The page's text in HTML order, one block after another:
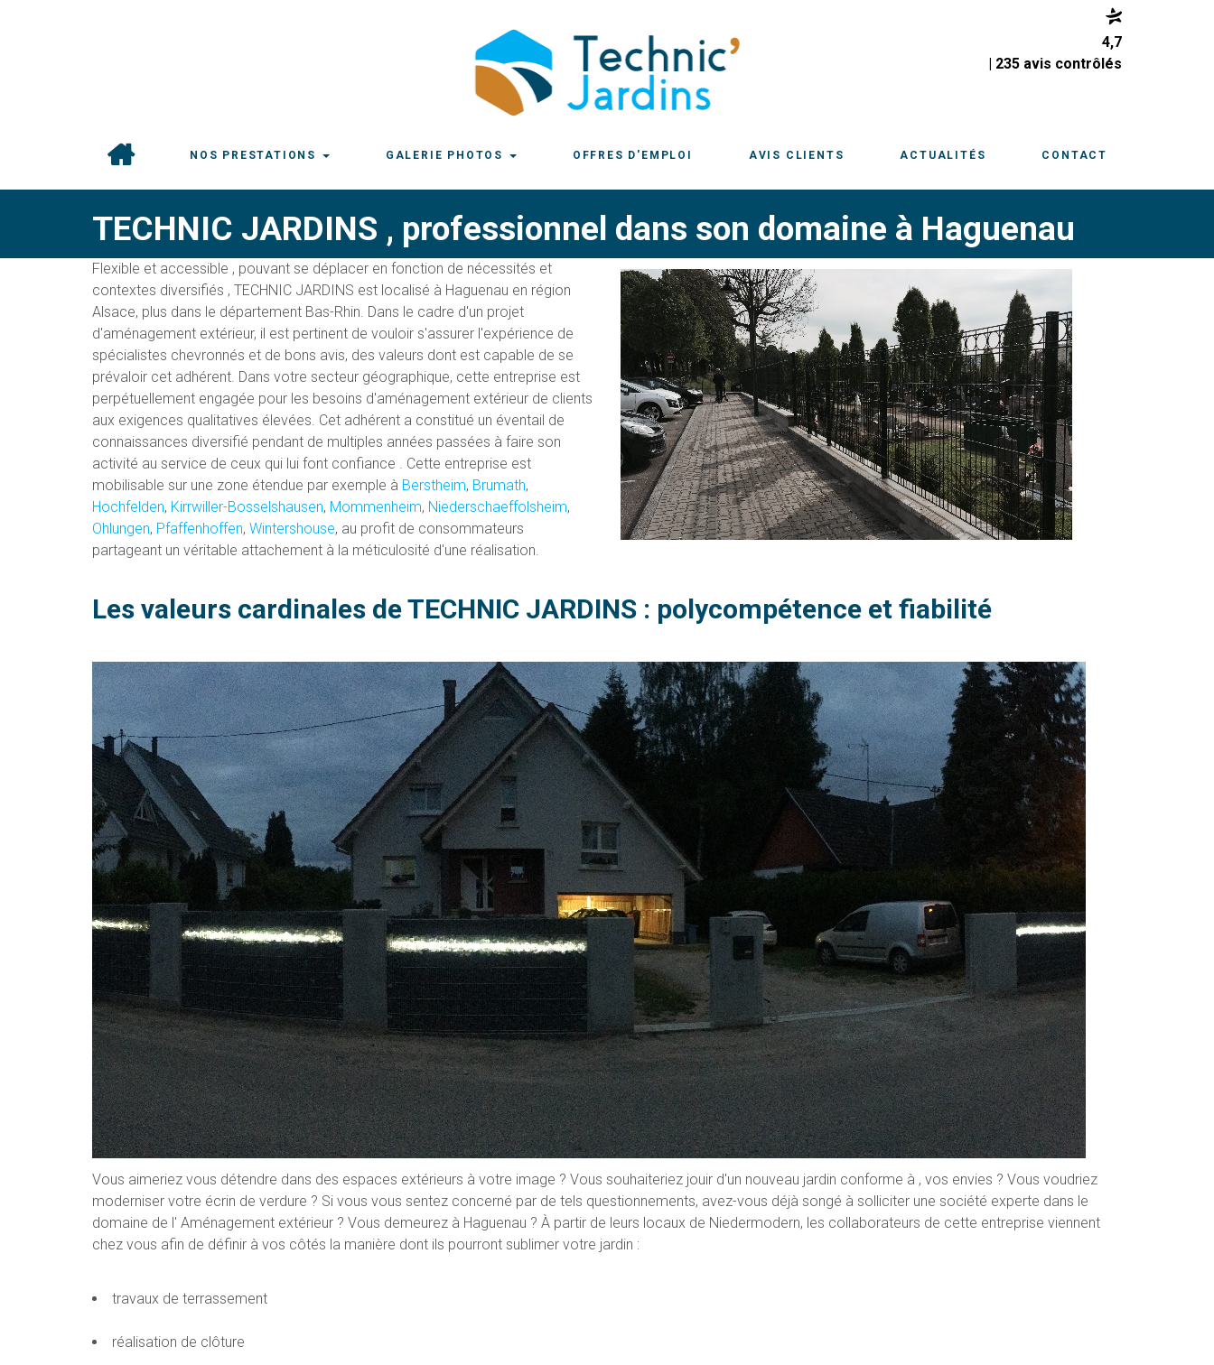
4,7
| 235 avis contrôlés
NOS PRESTATIONS GALERIE PHOTOS OFFRES D'EMPLOI AVIS CLIENTS ACTUALITÉS CONTACT
TECHNIC JARDINS , professionnel dans son domaine à Haguenau
Flexible et accessible , pouvant se déplacer en fonction de nécessités et
contextes diversifiés , TECHNIC JARDINS est localisé à Haguenau en région
Alsace, plus dans le département Bas-Rhin. Dans le cadre d'un projet
d'aménagement extérieur, il est pertinent de vouloir s'assurer l'expérience de
spécialistes chevronnés et de bons avis, des valeurs dont est capable de se
prévaloir cet adhérent. Dans votre secteur géographique, cette entreprise est
perpétuellement engagée pour les besoins d'aménagement extérieur de clients
aux exigences qualitatives élevées. Cet adhérent a constitué un éventail de
connaissances diversifié pendant de multiples années passées à faire son
activité au service de ceux qui lui font confiance . Cette entreprise est
mobilisable sur une zone étendue par exemple à Berstheim, Brumath,
Hochfelden, Kirrwiller-Bosselshausen, Mommenheim, Niederschaeffolsheim,
Ohlungen, Pfaffenhoffen, Wintershouse, au profit de consommateurs
partageant un véritable attachement à la méticulosité d'une réalisation.
Les valeurs cardinales de TECHNIC JARDINS : polycompétence et fiabilité
Vous aimeriez vous détendre dans des espaces extérieurs à votre image ? Vous souhaiteriez jouir d'un nouveau jardin conforme à , vos envies ? Vous voudriez
moderniser votre écrin de verdure ? Si vous vous sentez concerné par de tels questionnements, avez-vous déjà songé à solliciter une société experte dans le
domaine de l' Aménagement extérieur ? Vous demeurez à Haguenau ? À partir de leurs locaux de Niedermodern, les collaborateurs de cette entreprise viennent
chez vous afin de définir à vos côtés la manière dont ils pourront sublimer votre jardin :
travaux de terrassement
réalisation de clôture